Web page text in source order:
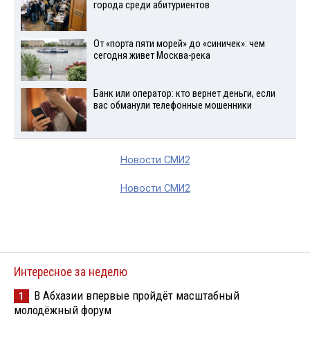
города среди абитуриентов
От «порта пяти морей» до «синичек»: чем
сегодня живет Москва-река
Банк или оператор: кто вернет деньги, если
вас обманули телефонные мошенники
Новости СМИ2
Новости СМИ2
Интересное за неделю
1
В Абхазии впервые пройдёт масштабный
молодёжный форум